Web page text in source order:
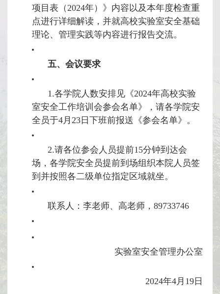
项目表（2024年）》内容以及本年度检查重
点进行详细解读，并就高校实验室安全基础
理论、管理实践等内容进行报告交流。
五、会议要求
1.各学院人数安排见《2024年高校实验
室安全工作培训会参会名单》，请各学院安
全员于4月23日下班前报送《参会名单》。
2.请各位参会人员提前15分钟到达会
场，各学院安全员提前到场组织本院人员签
到并按照各二级单位指定区域就坐。
联系人：李老师、高老师，89733746
实验室安全管理办公室
2024年4月19日